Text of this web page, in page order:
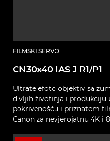
FILMSKI SERVO
CN30x40 IAS J R1/P1
Ultratelefoto objektiv sa
divljih životinja i produkciju
pokrivenošću i priznatom
Canon za nevjerojatnu 4K i